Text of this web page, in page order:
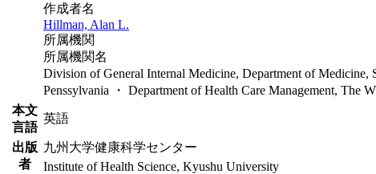
作成者名
Hillman, Alan L.
所属機関
所属機関名
Division of General Internal Medicine, Department of
Penssylvania ・ Department of Health Care Management, The
本文
言語
英語
出版
者
九州大学健康科学センター
Institute of Health Science, Kyushu University